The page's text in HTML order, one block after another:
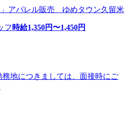
アパレル販売 ゆめタウン久留米
フ 時給1,350円〜1,450円
地につきましては、面接時にご